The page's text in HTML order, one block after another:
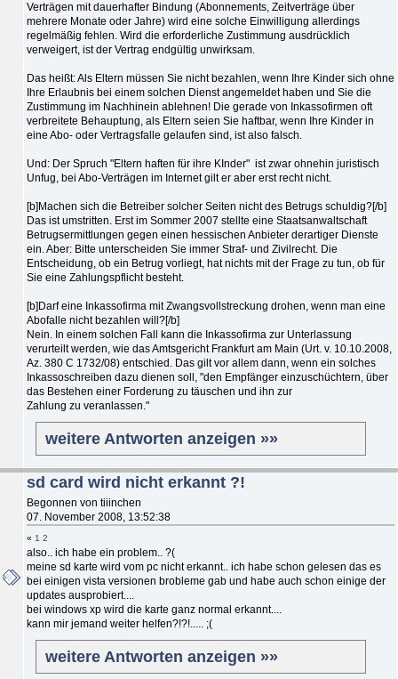
Verträgen mit dauerhafter Bindung (Abonnements, Zeitverträge über
mehrere Monate oder Jahre) wird eine solche Einwilligung allerdings
regelmäßig fehlen. Wird die erforderliche Zustimmung ausdrücklich
verweigert, ist der Vertrag endgültig unwirksam.
Das heißt: Als Eltern müssen Sie nicht bezahlen, wenn Ihre Kinder sich ohne
Ihre Erlaubnis bei einem solchen Dienst angemeldet haben und Sie die
Zustimmung im Nachhinein ablehnen! Die gerade von Inkassofirmen oft
verbreitete Behauptung, als Eltern seien Sie haftbar, wenn Ihre Kinder in
eine Abo- oder Vertragsfalle gelaufen sind, ist also falsch.
Und: Der Spruch "Eltern haften für ihre KInder" ist zwar ohnehin juristisch
Unfug, bei Abo-Verträgen im Internet gilt er aber erst recht nicht.
[b]Machen sich die Betreiber solcher Seiten nicht des Betrugs schuldig?[/b]
Das ist umstritten. Erst im Sommer 2007 stellte eine Staatsanwaltschaft
Betrugsermittlungen gegen einen hessischen Anbieter derartiger Dienste
ein. Aber: Bitte unterscheiden Sie immer Straf- und Zivilrecht. Die
Entscheidung, ob ein Betrug vorliegt, hat nichts mit der Frage zu tun, ob für
Sie eine Zahlungspflicht besteht.
[b]Darf eine Inkassofirma mit Zwangsvollstreckung drohen, wenn man eine
Abofalle nicht bezahlen will?[/b]
Nein. In einem solchen Fall kann die Inkassofirma zur Unterlassung
verurteilt werden, wie das Amtsgericht Frankfurt am Main (Urt. v. 10.10.2008,
Az. 380 C 1732/08) entschied. Das gilt vor allem dann, wenn ein solches
Inkassoschreiben dazu dienen soll, "den Empfänger einzuschüchtern, über
das Bestehen einer Forderung zu täuschen und ihn zur
Zahlung zu veranlassen."
weitere Antworten anzeigen »»
sd card wird nicht erkannt ?!
Begonnen von tiiinchen
07. November 2008, 13:52:38
« 1 2
also.. ich habe ein problem.. ?(
meine sd karte wird vom pc nicht erkannt.. ich habe schon gelesen das es
bei einigen vista versionen brobleme gab und habe auch schon einige der
updates ausprobiert....
bei windows xp wird die karte ganz normal erkannt....
kann mir jemand weiter helfen?!?!..... ;(
weitere Antworten anzeigen »»